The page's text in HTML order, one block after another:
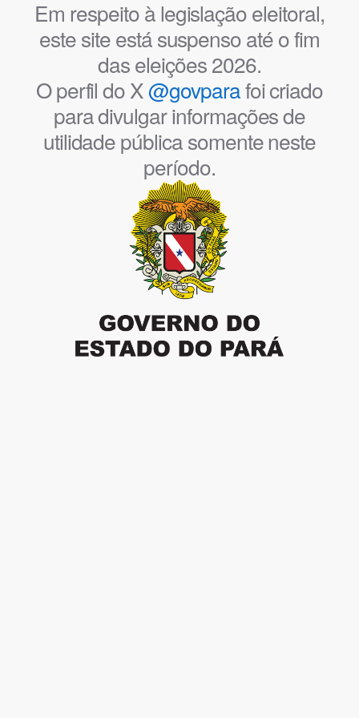
Em respeito à legislação eleitoral,
este site está suspenso até o fim
das eleições 2026.
O perfil do X@govparafoi criado
para divulgar informações de
utilidade pública somente neste
período.